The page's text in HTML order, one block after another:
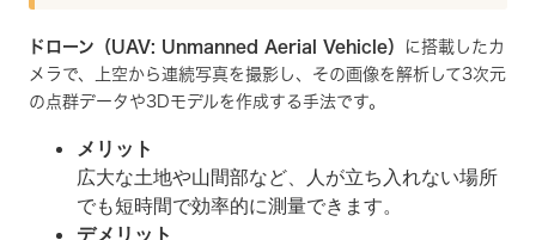
ドローン（UAV: Unmanned Aerial Vehicle）
に搭載したカ
メラで、上空から連続写真を撮影し、その画像を解析して3次元
の点群データや3Dモデルを作成する手法です。
メリット
広大な土地や山間部など、人が立ち入れない場所
でも短時間で効率的に測量できます。
デメリット